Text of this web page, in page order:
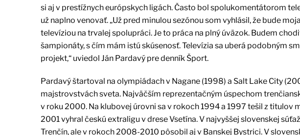
si aj v prestížnych európskych ligách. Často bol spolukomentátorom
už naplno venovať. „Už pred minulou sezónou som vyhlásil, že bude
televíziou na trvalej spolupráci. Je to práca na plný úväzok. Budem
šampionáty, s čím mám istú skúsenosť. Televízia sa uberá podobným
projekt,“ uviedol Ján Pardavý pre denník Šport.
Pardavý štartoval na olympiádach v Nagane (1998) a Salt Lake City
majstrovstvách sveta. Najväčším reprezentačným úspechom
v roku 2000. Na klubovej úrovni sa v rokoch 1994 a 1997 tešil z titulov
2001 vyhral českú extraligu v drese Vsetína. V najvyššej slovenskej
Trenčín, ale v rokoch 2008-2010 pôsobil aj v Banskej Bystrici. V